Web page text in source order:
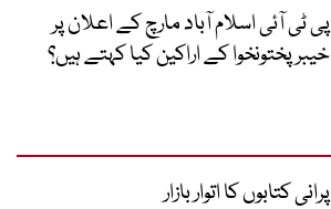
پی ٹی آئی اسلام آباد مارچ کے اعلان پر
خیبر پختونخوا کے اراکین کیا کہتے ہیں؟
پرانی کتابوں کا اتوار بازار